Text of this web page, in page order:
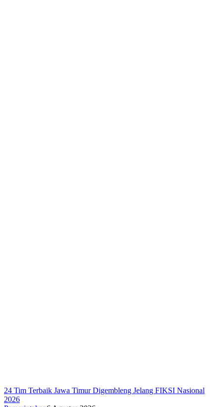
24 Tim Terbaik Jawa Timur Digembleng Jelang FIKSI Nasional
2026